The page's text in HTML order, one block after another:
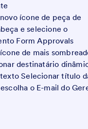
ícone de peça de
e selecione o
Form Approvals
de mais
destinatário
Selecionar título
o E-mail do